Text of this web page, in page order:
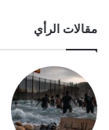
مقالات الرأي